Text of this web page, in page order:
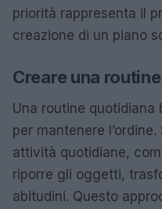
priorità rappresenta il
creazione di un piano
Creare una
Una routine quotidiana
per mantenere
attività quotidiane,
riporre gli oggetti,
abitudini. Questo